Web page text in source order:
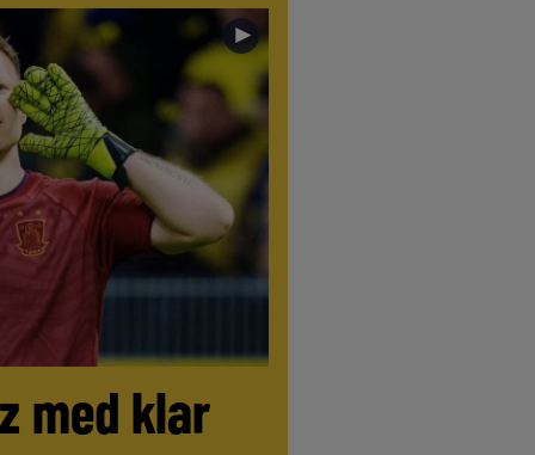
►
med klar